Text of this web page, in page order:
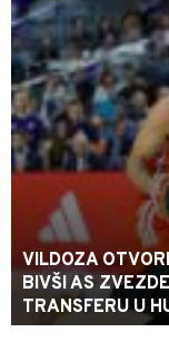
VILDOZA
BIVŠI AS
TRANSFERU U